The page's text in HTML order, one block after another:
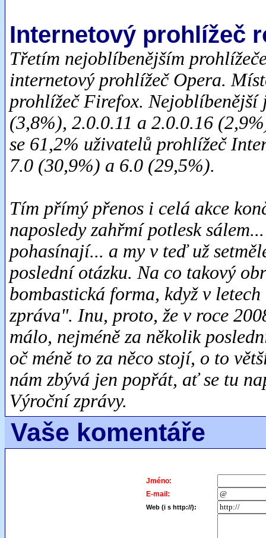
Internetový prohlížeč
Třetím nejoblíbenějším
internetový prohlížeč Opera.
prohlížeč Firefox. Nejoblíbenější
(3,8%), 2.0.0.11 a 2.0.0.16
se 61,2% uživatelů prohlížeč
7.0 (30,9%) a 6.0 (29,5%).
Tím přímý přenos i celá akce
naposledy zahřmí potlesk
pohasínají... a my v teď už
poslední otázku. Na co takový
bombastická forma, když v
zpráva". Inu, proto, že v roce
málo, nejméně za několik
oč méně to za něco stojí, o to
nám zbývá jen popřát, ať se tu
Výroční zprávy.
Vaše komentáře
Jméno:
E-mail:
Web (i s http://):